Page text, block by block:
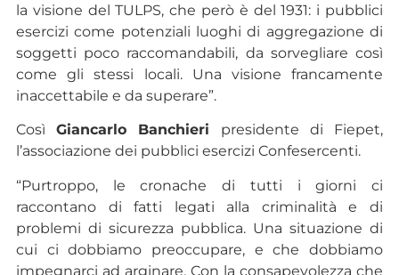
la visione del TULPS, che però è del 1931: i pubblici
esercizi come potenziali luoghi di aggregazione di
soggetti poco raccomandabili, da sorvegliare così
come gli stessi locali. Una visione francamente
inaccettabile e da superare”.
CosìGiancarlo Banchieri presidente di Fiepet,
l’associazione dei pubblici esercizi Confesercenti.
“Purtroppo, le cronache di tutti i giorni ci
raccontano di fatti legati alla criminalità e di
problemi di sicurezza pubblica. Una situazione di
cui ci dobbiamo preoccupare, e che dobbiamo
impegnarci ad arginare. Con la consapevolezza che